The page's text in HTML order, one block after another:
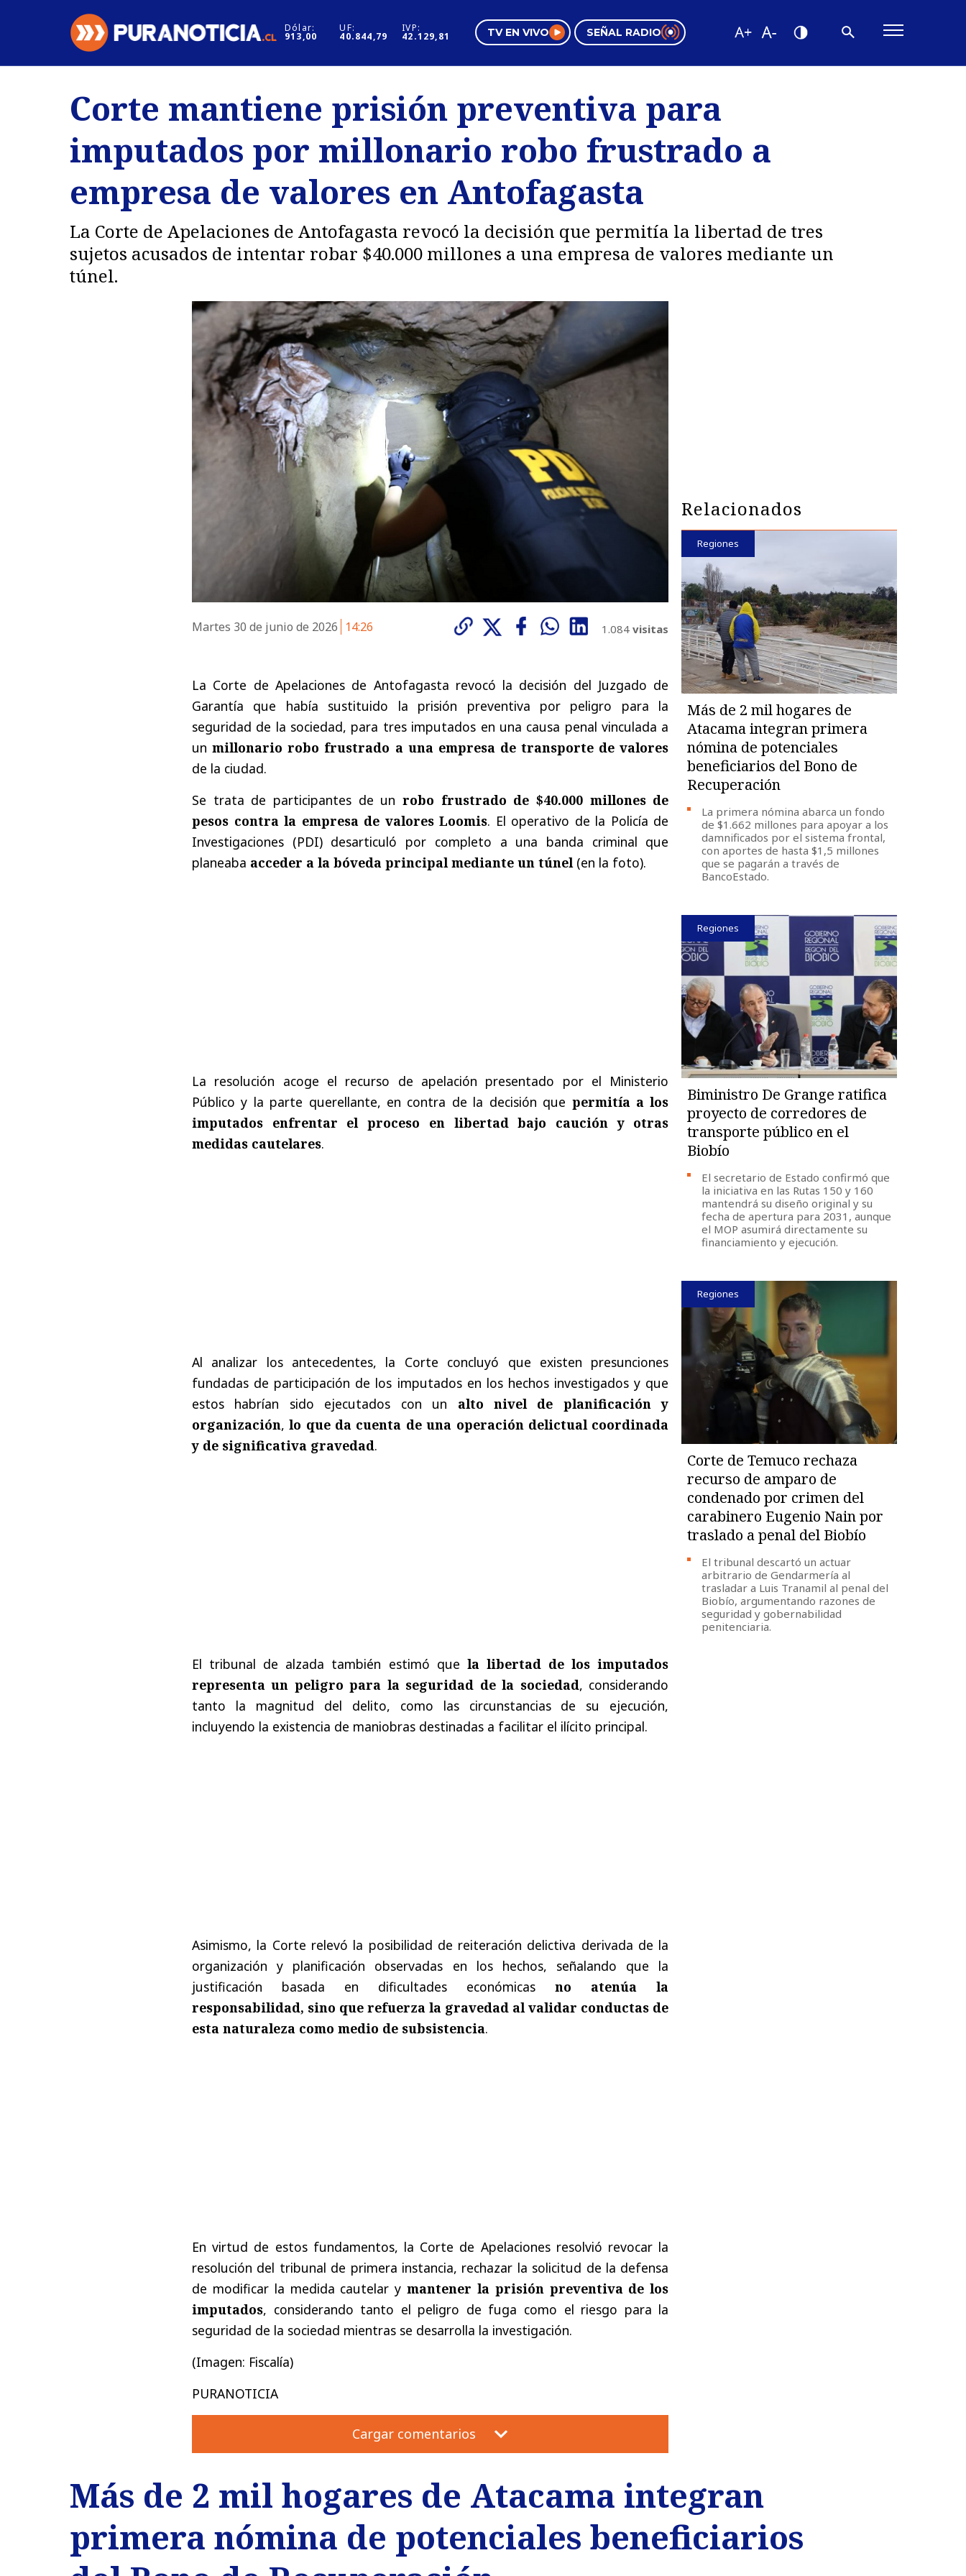
Dólar:
913,00
UF:
40.844,79
IVP:
42.129,81 TV EN VIVO SEÑAL RADIO
Regiones
Deportes
Internacional
Motores
Negocios
Pura Mujer
Tendencias
Videos
Corte mantiene prisión preventiva para
imputados por millonario robo frustrado a
empresa de valores en Antofagasta
La Corte de Apelaciones de Antofagasta revocó la decisión que permitía la libertad de tres
sujetos acusados de intentar robar $40.000 millones a una empresa de valores mediante un
túnel.
Martes 30 de junio de 2026 14:26 1.084 visitas
La Corte de Apelaciones de Antofagasta revocó la decisión del Juzgado de
Garantía que había sustituido la prisión preventiva por peligro para la
seguridad de la sociedad, para tres imputados en una causa penal vinculada a
unmillonario robo frustrado a una empresa de transporte de valores
de la ciudad.
Se trata de participantes de un robo frustrado de $40.000 millones de
pesos contra la empresa de valores Loomis. El operativo de la Policía de
Investigaciones (PDI) desarticuló por completo a una banda criminal que
planeaba acceder a la bóveda principal mediante un túnel (en la foto).
La resolución acoge el recurso de apelación presentado por el Ministerio
Público y la parte querellante, en contra de la decisión que permitía a los
imputados enfrentar el proceso en libertad bajo caución y otras
medidas cautelares.
Al analizar los antecedentes, la Corte concluyó que existen presunciones
fundadas de participación de los imputados en los hechos investigados y que
estos habrían sido ejecutados con un alto nivel de planificación y
organización, lo que da cuenta de una operación delictual coordinada
y de significativa gravedad.
El tribunal de alzada también estimó que la libertad de los imputados
representa un peligro para la seguridad de la sociedad, considerando
tanto la magnitud del delito, como las circunstancias de su ejecución,
incluyendo la existencia de maniobras destinadas a facilitar el ilícito principal.
Asimismo, la Corte relevó la posibilidad de reiteración delictiva derivada de la
organización y planificación observadas en los hechos, señalando que la
justificación basada en dificultades económicasno atenúa la
responsabilidad, sino que refuerza la gravedad al validar conductas de
esta naturaleza como medio de subsistencia.
En virtud de estos fundamentos, la Corte de Apelaciones resolvió revocar la
resolución del tribunal de primera instancia, rechazar la solicitud de la defensa
de modificar la medida cautelar ymantener la prisión preventiva de los
imputados, considerando tanto el peligro de fuga como el riesgo para la
seguridad de la sociedad mientras se desarrolla la investigación.
(Imagen: Fiscalía)
PURANOTICIA
Cargar comentarios
Relacionados
Regiones
Más de 2 mil hogares de
Atacama integran primera
nómina de potenciales
beneficiarios del Bono de
Recuperación
La primera nómina abarca un fondo
de $1.662 millones para apoyar a los
damnificados por el sistema frontal,
con aportes de hasta $1,5 millones
que se pagarán a través de
BancoEstado.
Regiones
Biministro De Grange ratifica
proyecto de corredores de
transporte público en el
Biobío
El secretario de Estado confirmó que
la iniciativa en las Rutas 150 y 160
mantendrá su diseño original y su
fecha de apertura para 2031, aunque
el MOP asumirá directamente su
financiamiento y ejecución.
Regiones
Corte de Temuco rechaza
recurso de amparo de
condenado por crimen del
carabinero Eugenio Nain por
traslado a penal del Biobío
El tribunal descartó un actuar
arbitrario de Gendarmería al
trasladar a Luis Tranamil al penal del
Biobío, argumentando razones de
seguridad y gobernabilidad
penitenciaria.
Más de 2 mil hogares de Atacama integran
primera nómina de potenciales beneficiarios